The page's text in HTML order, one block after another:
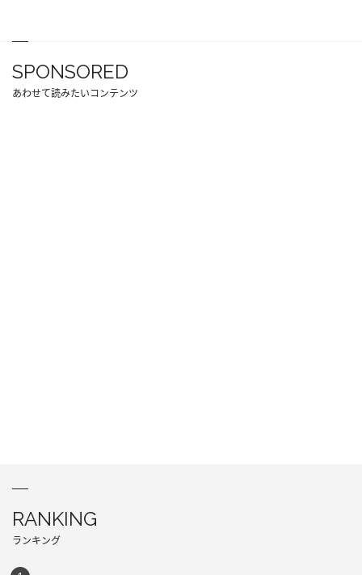
SPONSORED
あわせて読みたいコンテンツ
RANKING
ランキング